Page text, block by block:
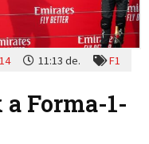
11:13 de. F1
Forma-1-